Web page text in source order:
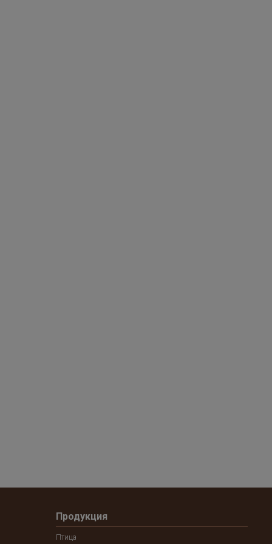
Продукция
Птица